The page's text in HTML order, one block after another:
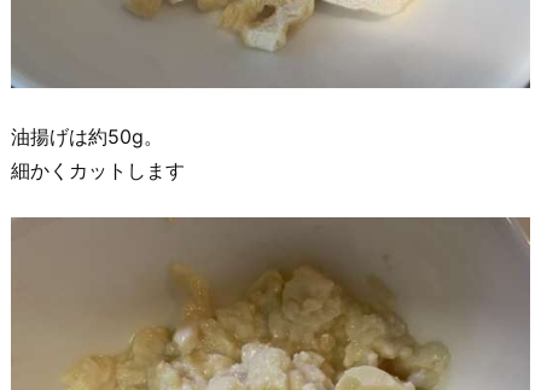
油揚げは約50g。
細かくカットします